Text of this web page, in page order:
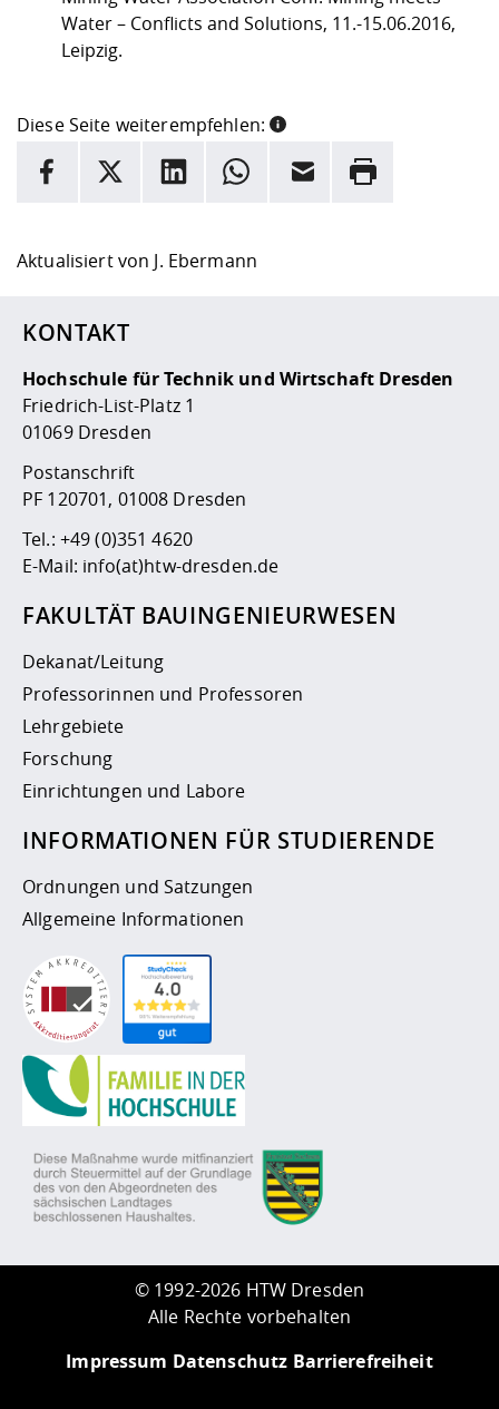
Water – Conflicts and Solutions, 11.-15.06.2016,
Leipzig.
Diese Seite weiterempfehlen:
INFORMATION
Facebook
X LinkedInWhatsappE-Mail Drucken
Aktualisiert von J. Ebermann
KONTAKT
Hochschule für Technik und Wirtschaft Dresden
Friedrich-List-Platz 1
01069 Dresden
Postanschrift
PF 120701, 01008 Dresden
Tel.: +49 (0)351 4620
E-Mail: info(at)htw-dresden.de
FAKULTÄT BAUINGENIEURWESEN
Dekanat/Leitung
Professorinnen und Professoren
Lehrgebiete
Forschung
Einrichtungen und Labore
INFORMATIONEN FÜR STUDIERENDE
Ordnungen und Satzungen
Allgemeine Informationen
© 1992-2026 HTW Dresden
Alle Rechte vorbehalten
Impressum Datenschutz Barrierefreiheit